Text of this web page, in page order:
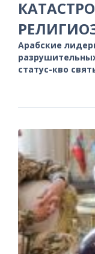
Арабские
статус-кво